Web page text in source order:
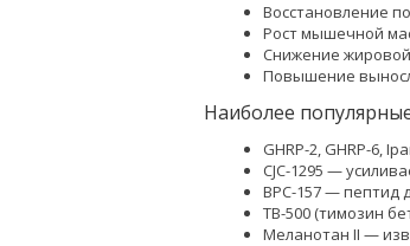
Восстановление
Рост мышечной
Снижение
Повышение
Наиболее
GHRP-2, GHRP-6,
CJC-1295 —
BPC-157 — пептид
TB-500 (тимозин
Меланотан II —